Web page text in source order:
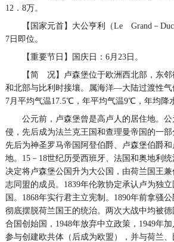
12．8万。
【国家元首】大公亨利（Le Grand－
7日即位。
【重要节日】国庆日：6月23日。
【简 况】卢森堡位于欧洲西北部，东
和北部与比利时接壤。属海洋—大陆过渡性气
7月平均气温17.5℃，年平均气温9℃，年均降
公元前，卢森堡曾是高卢人的居住地。公
侵，先后成为法兰克王国和查理曼帝国的一部
先后为神圣罗马帝国阿登伯爵、卢森堡伯爵
地。15－18世纪历受西班牙、法国和奥地利
决定将卢森堡公国升为大公国，由荷兰国王
志同盟的成员。1839年伦敦协定承认卢为独
国。1868年实行君主立宪制。1890年前拿骚
彻底摆脱荷兰国王的统治。两次大战中均被德
合国创始国，1948年放弃中立政策，1949年
参与创建欧共体（后成为欧盟），并与荷兰、